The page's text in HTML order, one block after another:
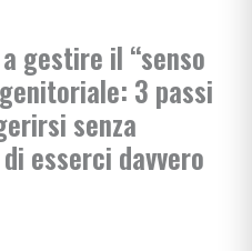
gestire il “senso
3 passi
senza
esserci davvero